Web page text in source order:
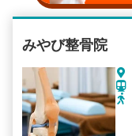
みやび整骨院